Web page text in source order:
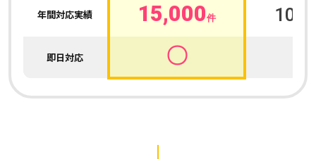
年間対応実績 15,000件
即日対応 〇